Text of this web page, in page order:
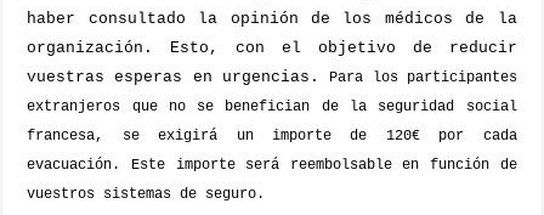
haber consultado la opinión de los médicos de la
organización. Esto, con el objetivo de reducir
vuestras esperas en urgencias.
Para los participantes
extranjeros que no se benefician de la seguridad social
francesa, se exigirá un importe de 120€ por cada
evacuación. Este importe será reembolsable en función de
vuestros sistemas de seguro.